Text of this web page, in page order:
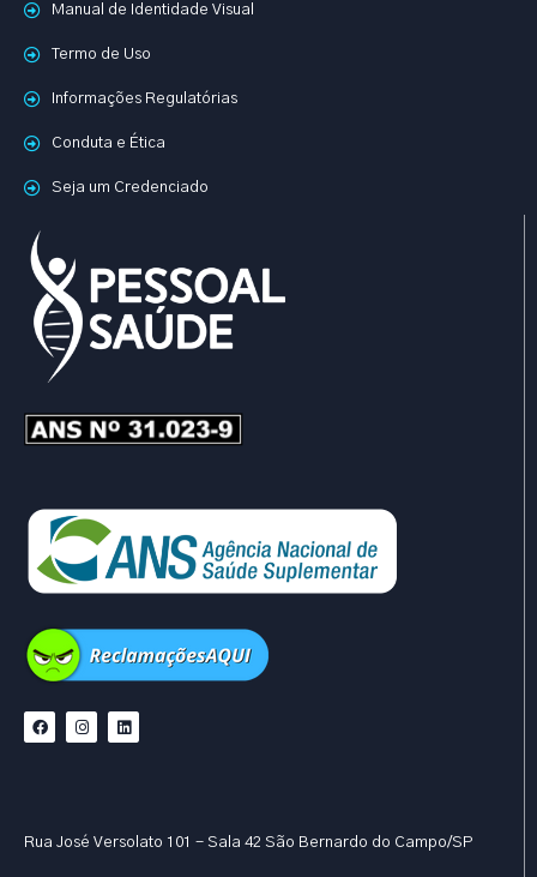
Rua José Versolato 101 - Sala 42 São Bernardo do Campo/SP
Manual de Identidade Visual
Termo de Uso
Informações Regulatórias
Conduta e Ética
Seja um Credenciado